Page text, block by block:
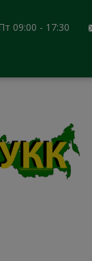
09:00 - 17:30